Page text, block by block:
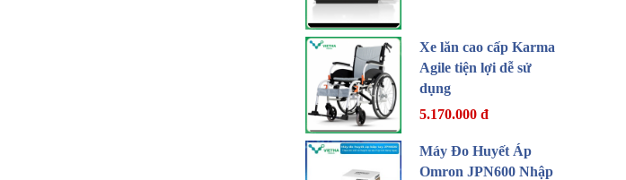
Xe lăn cao cấp Karma
Agile tiện lợi dễ sử
dụng
5.170.000 đ
Máy Đo Huyết Áp
Omron JPN600 Nhập